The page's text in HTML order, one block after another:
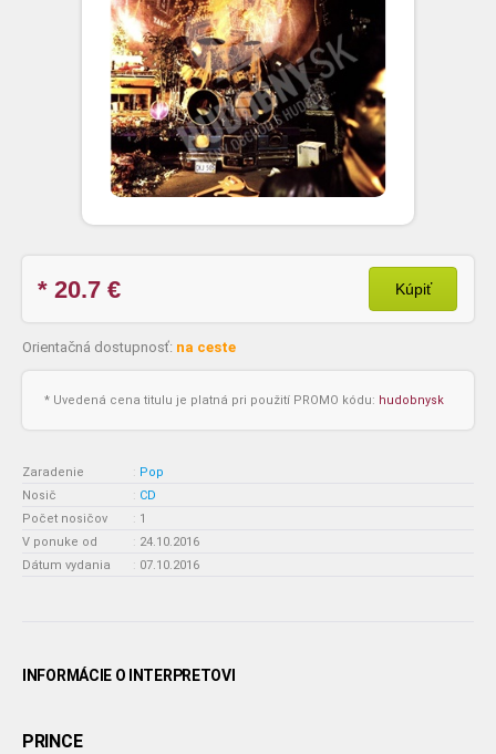
* 20.7 € Kúpiť
Orientačná dostupnosť: na ceste
* Uvedená cena titulu je platná pri použití PROMO kódu: hudobnysk
Zaradenie : Pop
Nosič
: CD
Počet nosičov
: 1
V ponuke od
: 24.10.2016
Dátum vydania
: 07.10.2016
INFORMÁCIE O INTERPRETOVI
PRINCE